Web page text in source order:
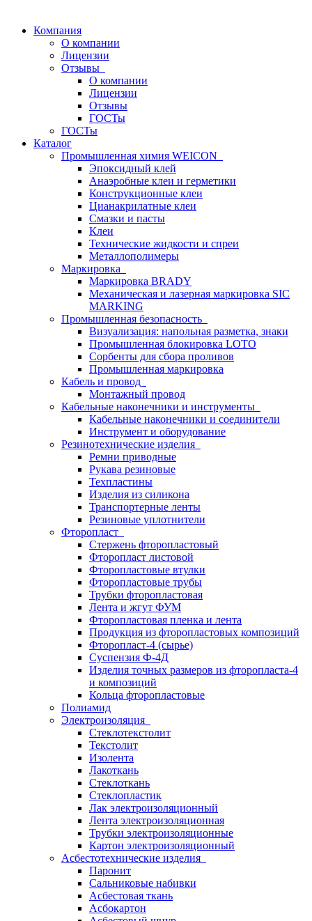
Компания
О компании
Лицензии
Отзывы
О компании
Лицензии
Отзывы
ГОСТы
ГОСТы
Каталог
Промышленная химия WEICON
Эпоксидный клей
Анаэробные клеи и герметики
Конструкционные клеи
Цианакрилатные клеи
Смазки и пасты
Клеи
Технические жидкости и спреи
Металлополимеры
Маркировка
Маркировка BRADY
Механическая и лазерная маркировка SIC
MARKING
Промышленная безопасность
Визуализация: напольная разметка, знаки
Промышленная блокировка LOTO
Сорбенты для сбора проливов
Промышленная маркировка
Кабель и провод
Монтажный провод
Кабельные наконечники и инструменты
Кабельные наконечники и соединители
Инструмент и оборудование
Резинотехнические изделия
Ремни приводные
Рукава резиновые
Техпластины
Изделия из силикона
Транспортерные ленты
Резиновые уплотнители
Фторопласт
Стержень фторопластовый
Фторопласт листовой
Фторопластовые втулки
Фторопластовые трубы
Трубки фторопластовая
Лента и жгут ФУМ
Фторопластовая пленка и лента
Продукция из фторопластовых композиций
Фторопласт-4 (сырье)
Суспензия Ф-4Д
Изделия точных размеров из фторопласта-4
и композиций
Кольца фторопластовые
Полиамид
Электроизоляция
Стеклотекстолит
Текстолит
Изолента
Лакоткань
Стеклоткань
Стеклопластик
Лак электроизоляционный
Лента электроизоляционная
Трубки электроизоляционные
Картон электроизоляционный
Асбестотехнические изделия
Паронит
Сальниковые набивки
Асбестовая ткань
Асбокартон